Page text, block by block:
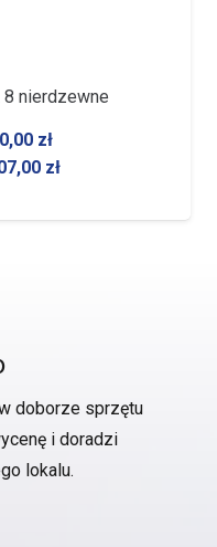
nierdzewne
zł
zł
doborze sprzętu
i doradzi
lokalu.